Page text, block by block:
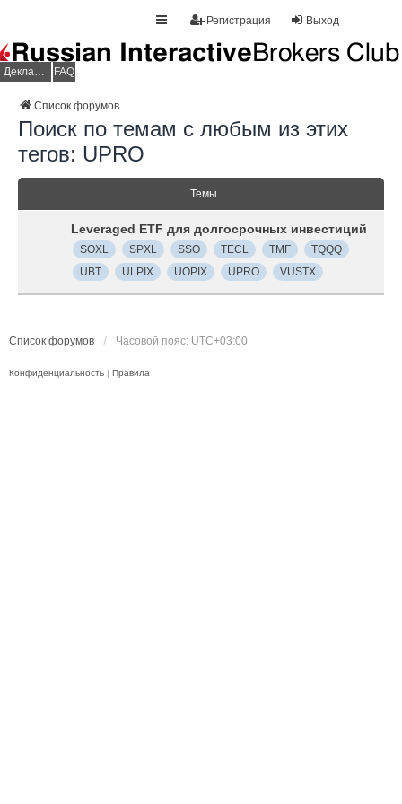
Выход
Регистрация
Декларация НДФЛ FAQ
Список форумов
Поиск по темам с любым из этих
тегов: UPRO
Темы
Leveraged ETF для долгосрочных инвестиций
SOXL SPXL SSO TECL TMF
TQQQ
UBT
ULPIX UOPIX UPRO VUSTX
Список форумов Часовой пояс: UTC+03:00
Конфиденциальность | Правила